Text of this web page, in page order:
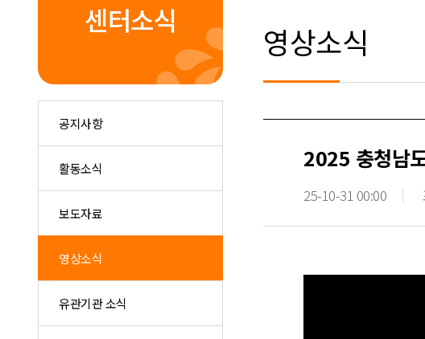
센터소식
공지사항
활동소식
보도자료
영상소식
유관기관 소식
영상소식
2025 충청남
25-10-31 00:00